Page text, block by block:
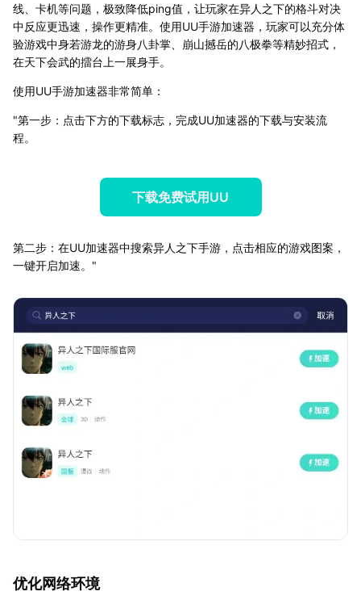
线、卡机等问题，极致降低ping值，让玩家在异人之下的格斗对决
中反应更迅速，操作更精准。使用UU手游加速器，玩家可以充分体
验游戏中身若游龙的游身八卦掌、崩山撼岳的八极拳等精妙招式，
在天下会武的擂台上一展身手。
使用UU手游加速器非常简单：
"第一步：点击下方的下载标志，完成UU加速器的下载与安装流
程。
下载免费试用UU
第二步：在UU加速器中搜索异人之下手游，点击相应的游戏图案，
一键开启加速。"
优化网络环境